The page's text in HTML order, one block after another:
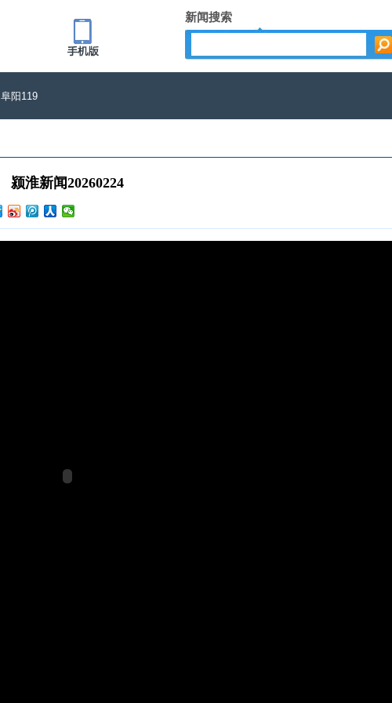
新闻搜索
阜阳119
颍淮新闻20260224